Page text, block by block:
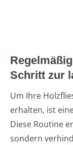
Schritt zur
Um Ihre
erhalten, ist
Diese Routine
sondern